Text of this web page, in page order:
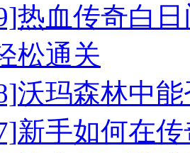
热血传奇白
松通关
沃玛森林中
新手如何在